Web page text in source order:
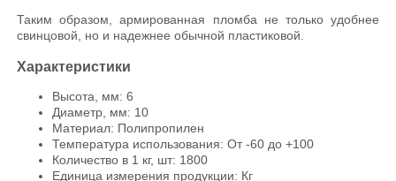
Таким образом, армированная пломба не только удобнее
свинцовой, но и надежнее обычной пластиковой.
Характеристики
Высота, мм: 6
Диаметр, мм: 10
Материал: Полипропилен
Температура использования: От -60 до +100
Количество в 1 кг, шт: 1800
Единица измерения продукции: Кг